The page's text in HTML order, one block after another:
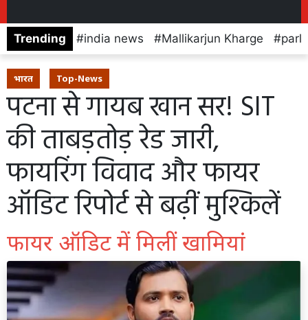
Trending india news Mallikarjun Kharge
भारत Top-News
पटना से गायब खान सर! SIT
की ताबड़तोड़ रेड जारी,
फायरिंग विवाद और फायर
ऑडिट रिपोर्ट से बढ़ीं मुश्किलें
फायर ऑडिट में मिलीं खामियां